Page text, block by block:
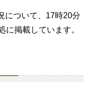
について、17時20分
に掲載しています。